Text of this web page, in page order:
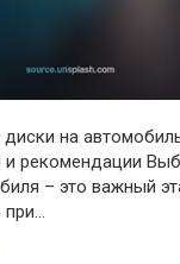
на
рекомендации
– это важный
при…